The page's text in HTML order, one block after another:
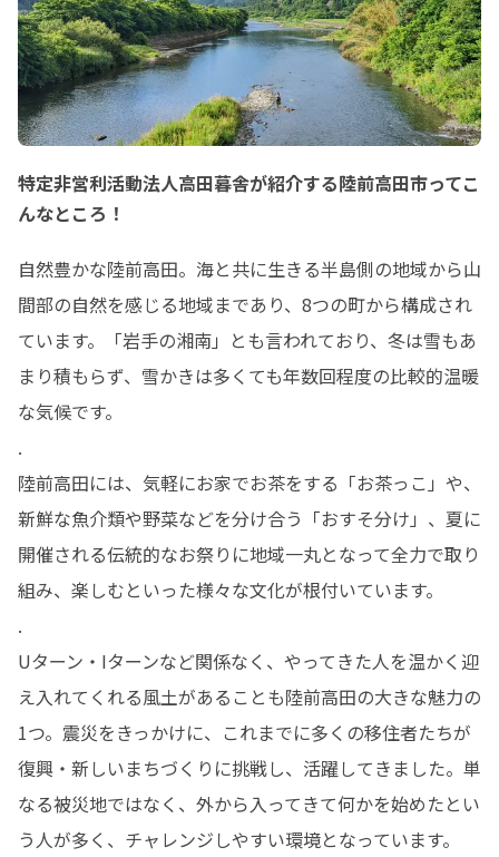
特定非営利活動法人高田暮舎が紹介する陸前高田市ってこ
んなところ！
自然豊かな陸前高田。海と共に生きる半島側の地域から山
間部の自然を感じる地域まであり、8つの町から構成され
ています。「岩手の湘南」とも言われており、冬は雪もあ
まり積もらず、雪かきは多くても年数回程度の比較的温暖
な気候です。
.
陸前高田には、気軽にお家でお茶をする「お茶っこ」や、
新鮮な魚介類や野菜などを分け合う「おすそ分け」、夏に
開催される伝統的なお祭りに地域一丸となって全力で取り
組み、楽しむといった様々な文化が根付いています。
.
Uターン・Iターンなど関係なく、やってきた人を温かく迎
え入れてくれる風土があることも陸前高田の大きな魅力の
1つ。震災をきっかけに、これまでに多くの移住者たちが
復興・新しいまちづくりに挑戦し、活躍してきました。単
なる被災地ではなく、外から入ってきて何かを始めたとい
う人が多く、チャレンジしやすい環境となっています。